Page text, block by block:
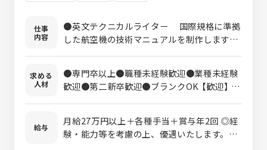
仕事
内容
●英文テクニカルライター 国際規格に準拠
した航空機の技術マニュアルを制作します。
る原稿作成からマークアップ言語（XML等）に
よる編集を行います。 ★英文ライティング
が得意だったり、航空機に興味がある方にお
すすめ！ ＊国際規格やマークアップ言語の
知識、航空機知識が身に付きます。 ●サポー
求める
人材
●専門卒以上●職種未経験歓迎●業種未経験
歓迎●第二新卒歓迎●ブランクOK 【歓迎】
られる方 ●目標にむかってチームワークを
大切にして進んでいける方 ●新しい知識を
給与
月給27万円以上＋各種手当＋賞与年2回 ◎経
験・能力等を考慮の上、優遇いたします。ぜ